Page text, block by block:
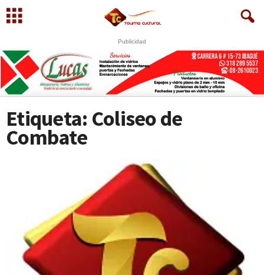
Publicidad
S
WhatsApp +573249605958
Etiqueta: Coliseo de
Combate